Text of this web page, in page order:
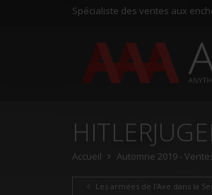
Spécialiste des ventes aux
Accueil Automne 2019 -
Les armées de l'Axe dans la